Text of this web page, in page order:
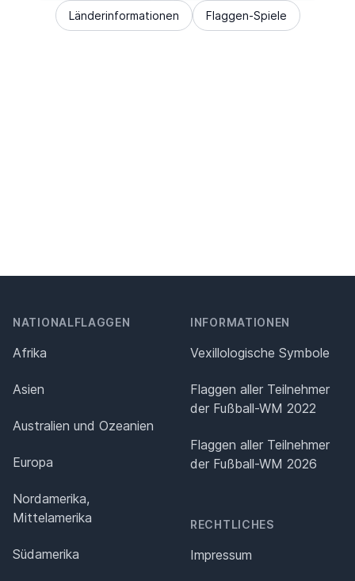
Länderinformationen Flaggen-Spiele
NATIONALFLAGGEN
Afrika
Asien
Australien und Ozeanien
Europa
Nordamerika,
Mittelamerika
Südamerika
INFORMATIONEN
Vexillologische Symbole
Flaggen aller Teilnehmer
der Fußball-WM 2022
Flaggen aller Teilnehmer
der Fußball-WM 2026
RECHTLICHES
Impressum